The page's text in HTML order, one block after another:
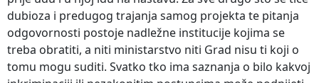
dubioza i predugog trajanja samog projekta te pitanja
odgovornosti postoje nadležne institucije kojima se
treba obratiti, a niti ministarstvo niti Grad nisu ti koji o
tomu mogu suditi. Svatko tko ima saznanja o bilo kakvoj